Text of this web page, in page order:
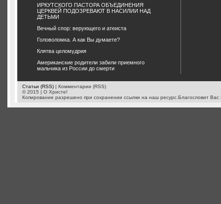
ИРКУТСКОГО ПАСТОРА ОБЪЕДИНЕНИЯ
ЦЕРКВЕЙ ПОДОЗРЕВАЮТ В НАСИЛИИ НАД
ДЕТЬМИ
Вечный спор: верующего и атеиста
Головоломка. А как Вы думаете?
Клятва целомудрия
Американские родители забили приемного
мальчика из России до смерти
Статьи (RSS) | Комментарии (RSS)
© 2015 | О Христе!
Копирование разрешено при сохранении ссылки на наш ресурс.Благословит Вас